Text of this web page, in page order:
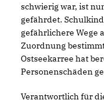
schwierig war, ist
gefährdet.
gefährlichere Wege
Zuordnung
Ostseekarree hat
Personenschäden
Verantwortlich für